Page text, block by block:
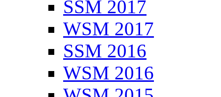
SSM 2017
WSM 2017
SSM 2016
WSM 2016